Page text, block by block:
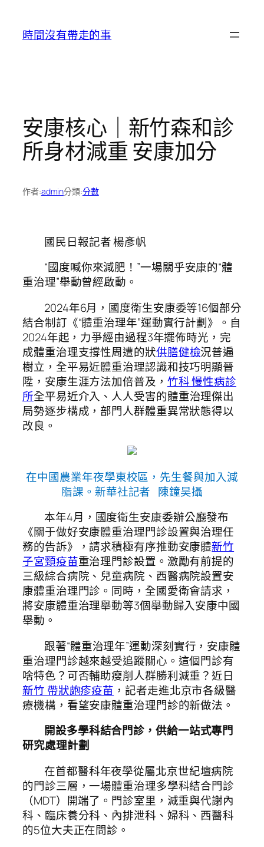
時間沒有帶走的事
安康核心｜新竹森和診
所身材減重 安康加分
作者:admin分類:分數
國民日報記者 楊彥帆
“國度喊你來減肥！”一場關乎安康的“體
重治理”舉動曾經啟動。
2024年6月，國度衛生安康委等16個部分
結合制訂《“體重治理年”運動實行計劃》。自
2024年起，力爭經由過程3年擺佈時光，完
成體重治理支撐性周遭的狀供膳健檢況普遍
樹立，全平易近體重治理認識和技巧明顯晉
陞，安康生涯方法加倍普及， 竹科 慢性病診
所全平易近介入、人人受害的體重治理傑出
局勢逐步構成，部門人群體重異常狀態得以
改良。
在中國農業年夜學東校區，先生餐與加入減
脂課。新華社記者 陳鐘昊攝
本年4月，國度衛生安康委辦公廳發布
《關于做好安康體重治理門診設置與治理任
務的告訴》，請求積極有序推動安康體新竹
子宮頸疫苗重治理門診設置。激勵有前提的
三級綜合病院、兒童病院、西醫病院設置安
康體重治理門診。同時，全國愛衛會請求，
將安康體重治理舉動等3個舉動歸入安康中國
舉動。
跟著“體重治理年”運動深刻實行，安康體
重治理門診越來越受追蹤關心。這個門診有
啥特色？可否輔助瘦削人群勝利減重？近日
新竹 帶狀皰疹疫苗 ，記者走進北京市各級醫
療機構，看望安康體重治理門診的新做法。
開設多學科結合門診，供給一站式專門
研究處理計劃
在首都醫科年夜學從屬北京世紀壇病院
的門診三層，一場體重治理多學科結合門診
（MDT）開端了。門診室里，減重與代謝內
科、臨床養分科、內排泄科、婦科、西醫科
的5位大夫正在問診。